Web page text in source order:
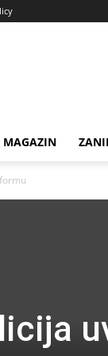
MAGAZIN